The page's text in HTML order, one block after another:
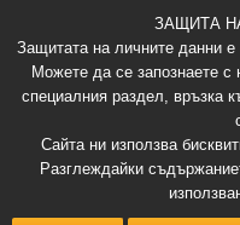
ЗАЩИТА
Защитата на личните данни
Можете да се запознаете с
специалния раздел, връзка
Сайта ни използва
Разглеждайки